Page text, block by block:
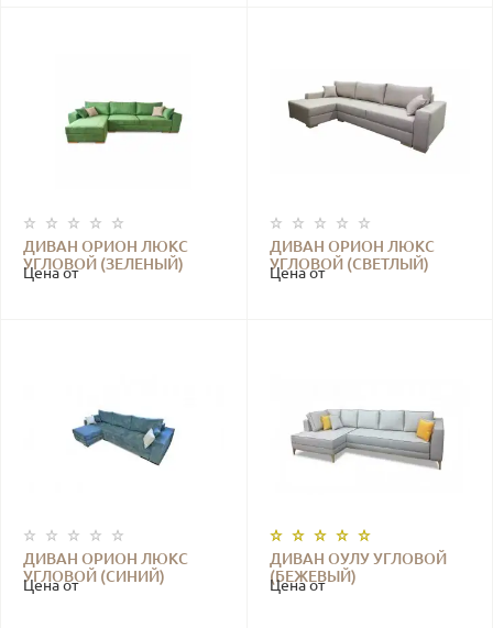
ДИВАН ОРИОН ЛЮКС
УГЛОВОЙ (ЗЕЛЕНЫЙ)
Цена от
ДИВАН ОРИОН ЛЮКС
УГЛОВОЙ (СВЕТЛЫЙ)
Цена от
ДИВАН ОРИОН ЛЮКС
УГЛОВОЙ (СИНИЙ)
Цена от
ДИВАН ОУЛУ УГЛОВОЙ
(БЕЖЕВЫЙ)
Цена от